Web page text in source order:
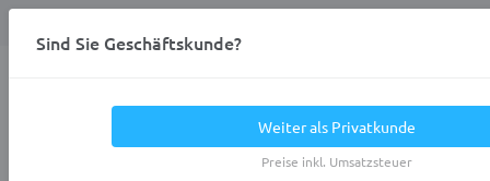
Sind Sie Geschäftskunde?
Weiter als Privatkunde
Preise inkl. Umsatzsteuer